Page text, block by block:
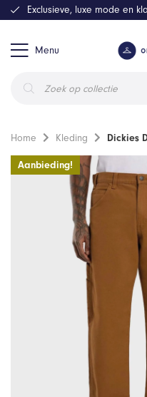
Menu
zoeken
Exclusieve, luxe mode en
Home Kleding Dickies
Aanbieding!